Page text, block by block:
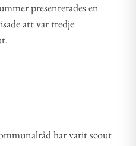
presenterades en
att var tredje
har varit scout